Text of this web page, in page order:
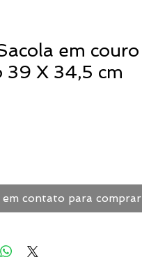
em couro
39 X 34,5 cm
contato para comprar